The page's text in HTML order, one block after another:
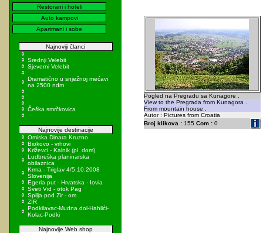
Restorani i hoteli
Auto kampovi
Apartmani i sobe
Najnoviji članci
Srednji Velebit
Sjeverni Velebit
Dramatično u snježnoj mećavi
na 2500 ndm
Češka smrčkovica
Najnovije destinacije
Omiska Dinara Kruzno
Biokovo - vrhovi
Križevci - Kalnik (pl. dom)
Ludbreška planinarska
obilaznica
Krma - Triglav 4/5.10.2008
Slovenija
Egeria put - Hrvatska - Iovia
Sveti Vid - otok Pag
Spilja pod Zir - om
ZIR
Podkilavac-Mudna dol-Hahlići-
Kolac-Podki
Najnovije Web shop
Pogled na Pregradu sa Kunagore .
View to the Pregrada from Kunagora .
From mountain house .
Autor : Pictures from Croatia
Broj klikova :155 Com :0